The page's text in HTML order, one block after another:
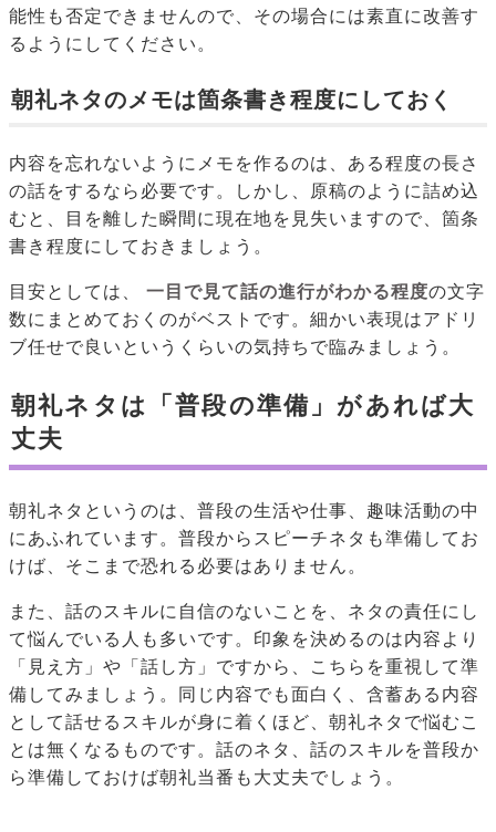
能性も否定できませんので、その場合には素直に改善す
るようにしてください。
朝礼ネタのメモは箇条書き程度にしておく
内容を忘れないようにメモを作るのは、ある程度の長さ
の話をするなら必要です。しかし、原稿のように詰め込
むと、目を離した瞬間に現在地を見失いますので、箇条
書き程度にしておきましょう。
目安としては、 一目で見て話の進行がわかる程度の文字
数にまとめておくのがベストです。細かい表現はアドリ
ブ任せで良いというくらいの気持ちで臨みましょう。
朝礼ネタは「普段の準備」があれば大
丈夫
朝礼ネタというのは、普段の生活や仕事、趣味活動の中
にあふれています。普段からスピーチネタも準備してお
けば、そこまで恐れる必要はありません。
また、話のスキルに自信のないことを、ネタの責任にし
て悩んでいる人も多いです。印象を決めるのは内容より
「見え方」や「話し方」ですから、こちらを重視して準
備してみましょう。同じ内容でも面白く、含蓄ある内容
として話せるスキルが身に着くほど、朝礼ネタで悩むこ
とは無くなるものです。話のネタ、話のスキルを普段か
ら準備しておけば朝礼当番も大丈夫でしょう。